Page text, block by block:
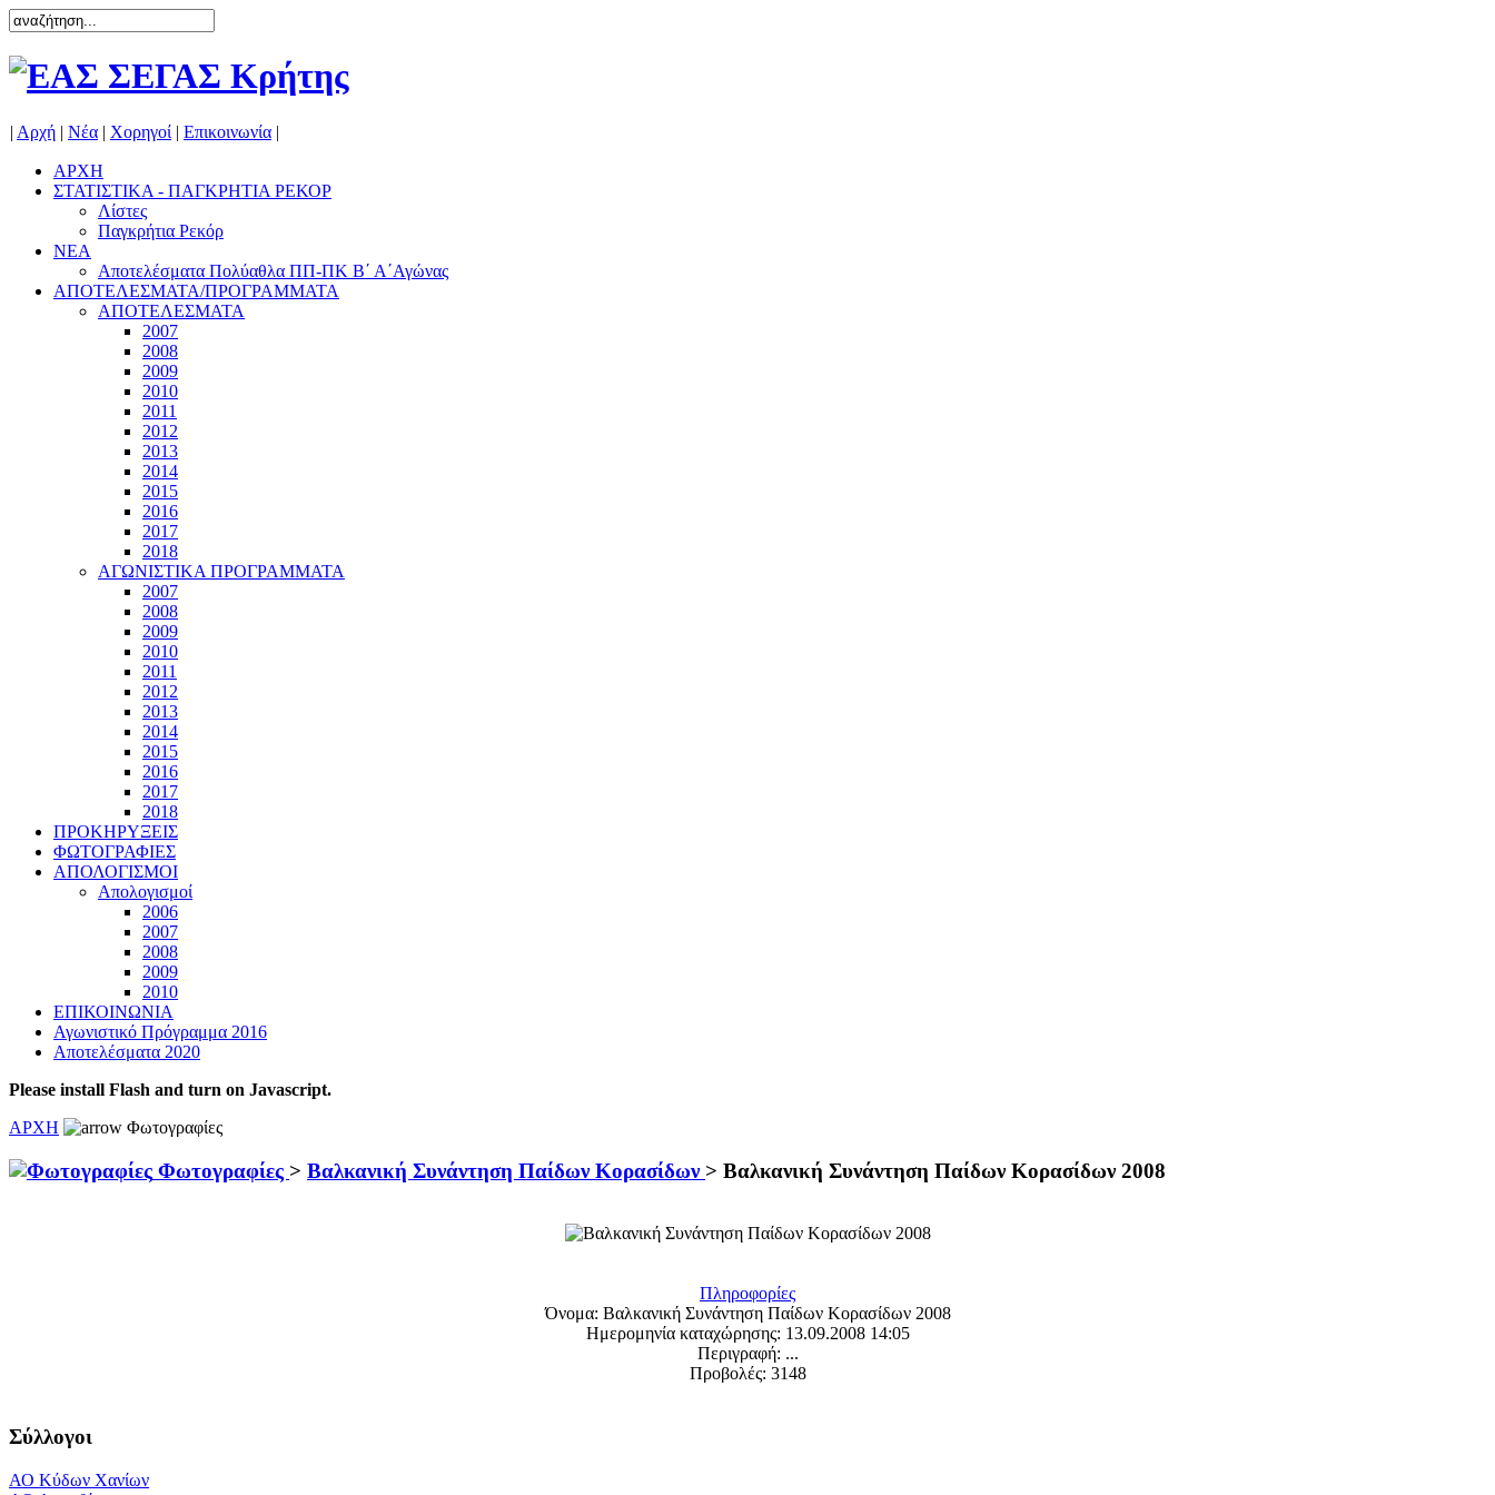
| Αρχή | Νέα | Χορηγοί | Επικοινωνία |
ΑΡΧΗ
ΣΤΑΤΙΣΤΙΚΑ - ΠΑΓΚΡΗΤΙΑ ΡΕΚΟΡ
Λίστες
Παγκρήτια Ρεκόρ
ΝΕΑ
Αποτελέσματα Πολύαθλα ΠΠ-ΠΚ Β΄ Α΄Αγώνας
ΑΠΟΤΕΛΕΣΜΑΤΑ/ΠΡΟΓΡΑΜΜΑΤΑ
ΑΠΟΤΕΛΕΣΜΑΤΑ
2007
2008
2009
2010
2011
2012
2013
2014
2015
2016
2017
2018
ΑΓΩΝΙΣΤΙΚΑ ΠΡΟΓΡΑΜΜΑΤΑ
2007
2008
2009
2010
2011
2012
2013
2014
2015
2016
2017
2018
ΠΡΟΚΗΡΥΞΕΙΣ
ΦΩΤΟΓΡΑΦΙΕΣ
ΑΠΟΛΟΓΙΣΜΟΙ
Απολογισμοί
2006
2007
2008
2009
2010
ΕΠΙΚΟΙΝΩΝΙΑ
Αγωνιστικό Πρόγραμμα 2016
Αποτελέσματα 2020
Please install Flash and turn on Javascript.
ΑΡΧΗ
Φωτογραφίες
Φωτογραφίες > Βαλκανική Συνάντηση Παίδων Κορασίδων > Βαλκανική Συνάντηση Παίδων Κορασίδων 2008
Πληροφορίες
Όνομα: Βαλκανική Συνάντηση Παίδων Κορασίδων 2008
Ημερομηνία καταχώρησης: 13.09.2008 14:05
Περιγραφή: ...
Προβολές: 3148
Σύλλογοι
ΑΟ Κύδων Χανίων